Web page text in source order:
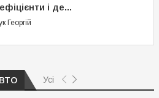
і де...
Георгій
Усі